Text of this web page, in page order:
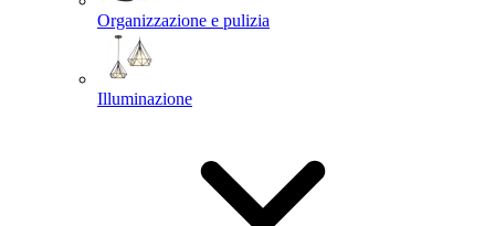
Organizzazione e pulizia
Illuminazione